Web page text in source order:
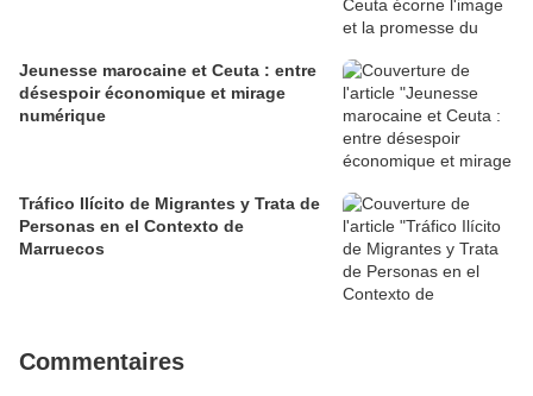
Jeunesse marocaine et Ceuta : entre
désespoir économique et mirage
numérique
Tráfico Ilícito de Migrantes y Trata de
Personas en el Contexto de
Marruecos
Commentaires